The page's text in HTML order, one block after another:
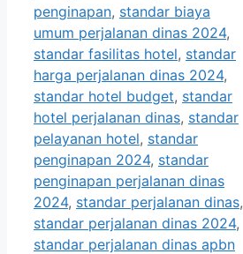
penginapan, standar biaya
umum perjalanan dinas 2024,
standar fasilitas hotel, standar
harga perjalanan dinas 2024,
standar hotel budget, standar
hotel perjalanan dinas, standar
pelayanan hotel, standar
penginapan 2024, standar
penginapan perjalanan dinas
2024, standar perjalanan dinas,
standar perjalanan dinas 2024,
standar perjalanan dinas apbn